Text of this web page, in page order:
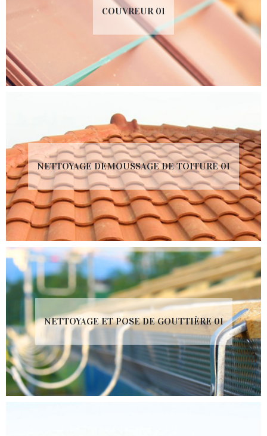
COUVREUR 01
NETTOYAGE DEMOUSSAGE DE TOITURE 01
NETTOYAGE ET POSE DE GOUTTIÈRE 01